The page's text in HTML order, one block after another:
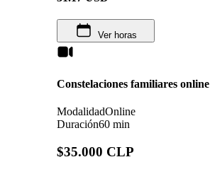
Ver horas
Constelaciones familiares online
ModalidadOnline
Duración60 min
$35.000 CLP